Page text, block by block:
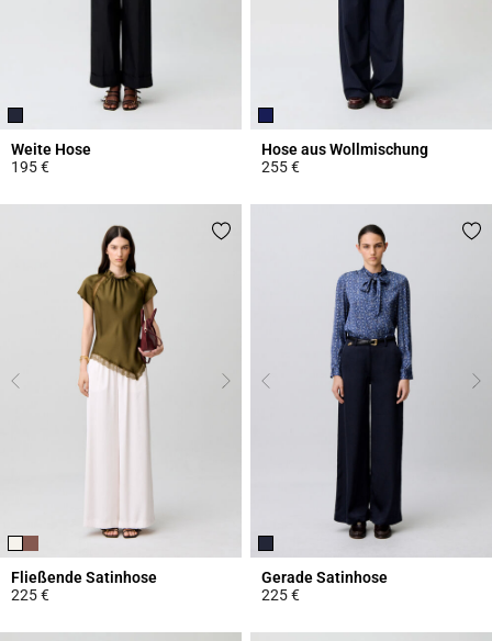
Weite Hose
195 €
Hose aus Wollmischung
255 €
Fließende Satinhose
225 €
Gerade Satinhose
225 €